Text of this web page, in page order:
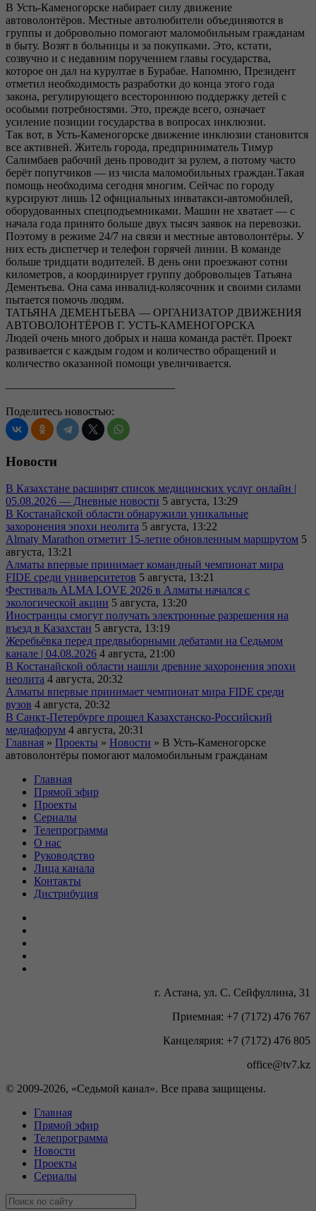
В Усть-Каменогорске набирает силу движение
автоволонтёров. Местные автолюбители объединяются в
группы и добровольно помогают маломобильным гражданам
в быту. Возят в больницы и за покупками. Это, кстати,
созвучно и с недавним поручением главы государства,
которое он дал на курултае в Бурабае. Напомню, Президент
отметил необходимость разработки до конца этого года
закона, регулирующего всестороннюю поддержку детей с
особыми потребностями. Это, прежде всего, означает
усиление позиции государства в вопросах инклюзии.
Так вот, в Усть-Каменогорске движение инклюзии становится
все активней. Житель города, предприниматель Тимур
Салимбаев рабочий день проводит за рулем, а потому часто
берёт попутчиков — из числа маломобильных граждан.Такая
помощь необходима сегодня многим. Сейчас по городу
курсируют лишь 12 официальных инватакси-автомобилей,
оборудованных спецподъемниками. Машин не хватает — с
начала года принято больше двух тысяч заявок на перевозки.
Поэтому в режиме 24/7 на связи и местные автоволонтёры. У
них есть диспетчер и телефон горячей линии. В команде
больше тридцати водителей. В день они проезжают сотни
километров, а координирует группу добровольцев Татьяна
Дементьева. Она сама инвалид-колясочник и своими силами
пытается помочь людям.
ТАТЬЯНА ДЕМЕНТЬЕВА — ОРГАНИЗАТОР ДВИЖЕНИЯ
АВТОВОЛОНТЁРОВ Г. УСТЬ-КАМЕНОГОРСКА
Людей очень много добрых и наша команда растёт. Проект
развивается с каждым годом и количество обращений и
количество оказанной помощи увеличивается.
———————————————
Поделитесь новостью:
Новости
В Казахстане расширят список медицинских услуг онлайн |
05.08.2026 — Дневные новости 5 августа, 13:29
В Костанайской области обнаружили уникальные
захоронения эпохи неолита 5 августа, 13:22
Almaty Marathon отметит 15-летие обновленным маршрутом 5
августа, 13:21
Алматы впервые принимает командный чемпионат мира
FIDE среди университетов 5 августа, 13:21
Фестиваль ALMA LOVE 2026 в Алматы начался с
экологической акции 5 августа, 13:20
Иностранцы смогут получать электронные разрешения на
въезд в Казахстан 5 августа, 13:19
Жеребьёвка перед предвыборными дебатами на Седьмом
канале | 04.08.2026 4 августа, 21:00
В Костанайской области нашли древние захоронения эпохи
неолита 4 августа, 20:32
Алматы впервые принимает чемпионат мира FIDE среди
вузов 4 августа, 20:32
В Санкт-Петербурге прошел Казахстанско-Российский
медиафорум 4 августа, 20:31
Главная » Проекты » Новости » В Усть-Каменогорске
автоволонтёры помогают маломобильным гражданам
Главная
Прямой эфир
Проекты
Сериалы
Телепрограмма
О нас
Руководство
Лица канала
Контакты
Дистрибуция
г. Астана, ул. С. Сейфуллина, 31
Приемная: +7 (7172) 476 767
Канцелярия: +7 (7172) 476 805
office@tv7.kz
© 2009-2026, «Седьмой канал». Все права защищены.
Главная
Прямой эфир
Телепрограмма
Новости
Проекты
Сериалы